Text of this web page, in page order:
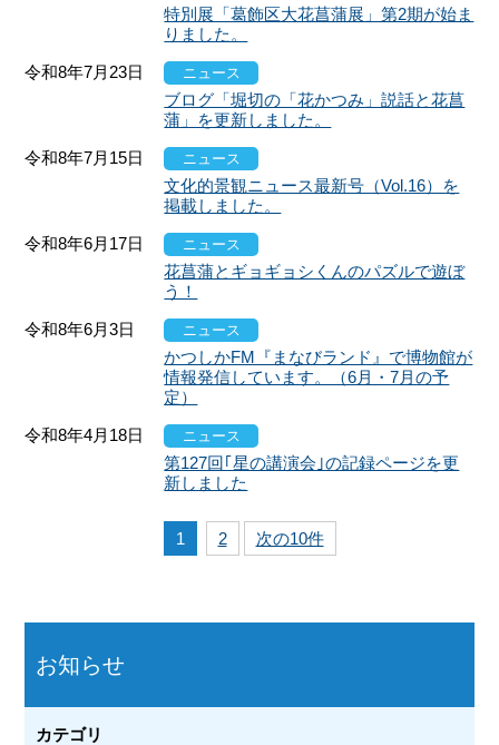
お知らせ
カテゴリ
特別展「葛飾区大花菖蒲展」第2期が始ま
りました。
令和8年7月23日
ニュース
ブログ「堀切の「花かつみ」説話と花菖
蒲」を更新しました。
令和8年7月15日
ニュース
文化的景観ニュース最新号（Vol.16）を
掲載しました。
令和8年6月17日
ニュース
花菖蒲とギョギョシくんのパズルで遊ぼ
う！
令和8年6月3日
ニュース
かつしかFM『まなびランド』で博物館が
情報発信しています。（6月・7月の予
定）
令和8年4月18日
ニュース
第127回｢星の講演会｣の記録ページを更
新しました
1 2 次の10件